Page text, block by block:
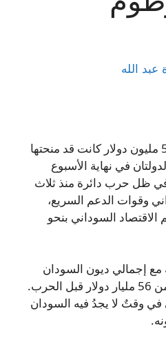
عبد الله
ألغت الصين ديوناً بقيمة 50 مليون دولار كانت قد منحتها
في نهاية الأسبوع
في ظل حرب دائرة منذ ثلاث
وقوات الدعم السريع،
السوداني بنحو
مع إجمالي ديون السودان
الخارجية، التي تُقدر بأكثر من 56 مليار دولار قبل الحرب.
في وقتٌ لا يجدُ فيه السودان